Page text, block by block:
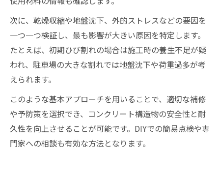
次に、乾燥収縮や地盤沈下、外的ストレスなどの要因を
一つ一つ検証し、最も影響が大きい原因を特定します。
たとえば、初期ひび割れの場合は施工時の養生不足が疑
われ、駐車場の大きな割れでは地盤沈下や荷重過多が考
えられます。
このような基本アプローチを用いることで、適切な補修
や予防策を選択でき、コンクリート構造物の安全性と耐
久性を向上させることが可能です。DIYでの簡易点検や専
門家への相談も有効な方法となります。